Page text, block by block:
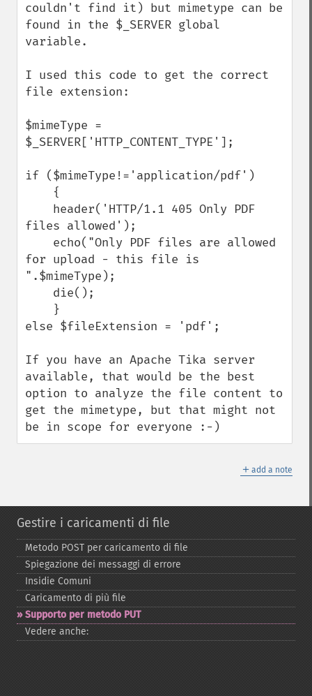
couldn't find it) but mimetype can be
found in the $_SERVER global
variable.
I used this code to get the correct
file extension:
$mimeType =
$_SERVER['HTTP_CONTENT_TYPE'];
if ($mimeType!='application/pdf')
files allowed');
for upload - this file is
".$mimeType);
else $fileExtension = 'pdf';
If you have an Apache Tika server
available, that would be the best
option to analyze the file content to
get the mimetype, but that might not
be in scope for everyone :-)
＋ add a note
Gestire i caricamenti di file
Metodo POST per caricamento di file
Spiegazione dei messaggi di errore
Insidie Comuni
Caricamento di più file
Supporto per metodo PUT
Vedere anche: